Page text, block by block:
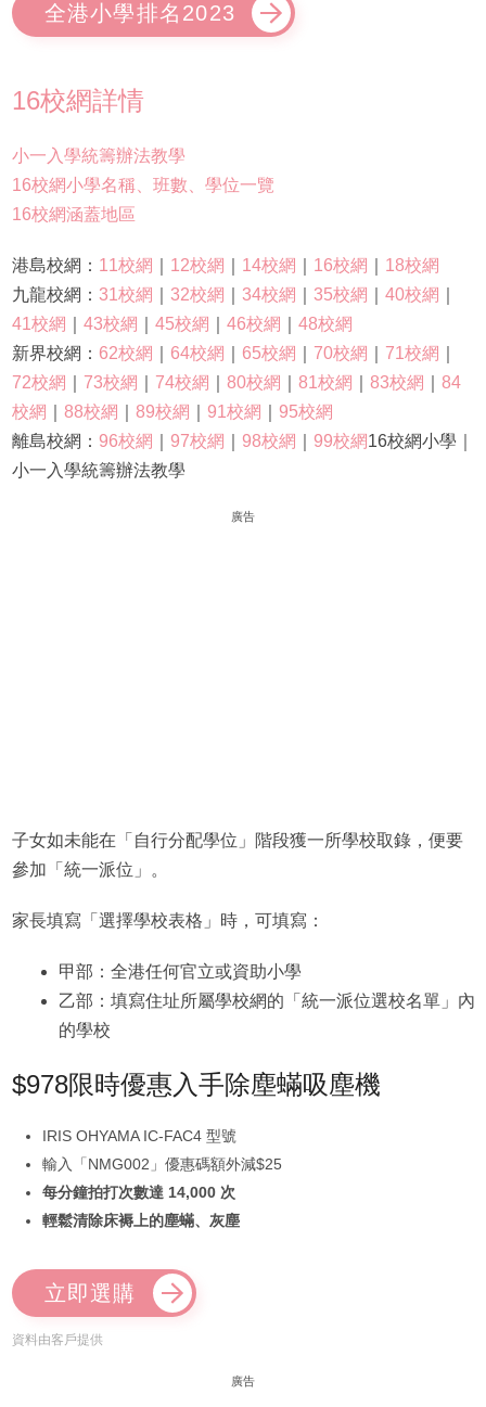
全港小學排名2023
16校網詳情
小一入學統籌辦法教學
16校網小學名稱、班數、學位一覽
16校網涵蓋地區
港島校網： 11校網 12校網 14校網 16校網
18校網
九龍校網： 31校網 32校網 34校網 35校網 40校網
41校網
43校網 45校網 46校網
48校網
新界校網： 62校網 64校網 65校網 70校網 71校網
72校網
73校網 74校網 80校網 81校網 83校網
84
校網
88校網 89校網 91校網
95校網
離島校網： 96校網 97校網 98校網 99校網16校網小學｜
小一入學統籌辦法教學
廣告
子女如未能在「自行分配學位」階段獲一所學校取錄，便要
參加「統一派位」。
家長填寫「選擇學校表格」時，可填寫：
甲部：全港任何官立或資助小學
乙部：填寫住址所屬學校網的「統一派位選校名單」內
的學校
$978限時優惠入手除塵蟎吸塵機
IRIS OHYAMA IC-FAC4 型號
輸入「NMG002」優惠碼額外減$25
每分鐘拍打次數達 14,000 次
輕鬆清除床褥上的塵蟎、灰塵
立即選購
資料由客戶提供
廣告